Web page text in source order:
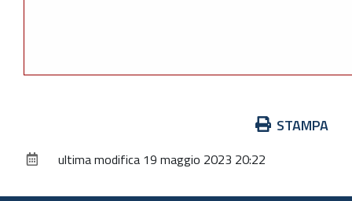
documento
STAMPA
ultima modifica 19 maggio 2023 20:22